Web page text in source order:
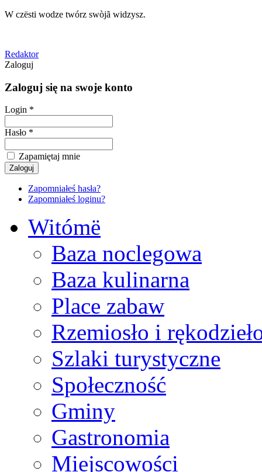
W czësti wodze twórz swòjã widzysz.
Redaktor
Zaloguj
Zaloguj się na swoje konto
Login *
Hasło *
Zapamiętaj mnie
Zapomniałeś hasła?
Zapomniałeś loginu?
Witómë
Baza noclegowa
Baza kulinarna
Place zabaw
Rzemiosło i
Szlaki turystyczne
Społeczność
Gminy
Gastronomia
Miejscowości